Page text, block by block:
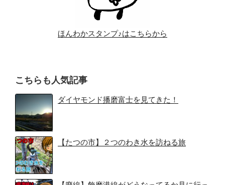
ほんわかスタンプ♪はこちらから
こちらも人気記事
ダイヤモンド播磨富士を見てきた！
【たつの市】２つのわき水を訪ねる旅